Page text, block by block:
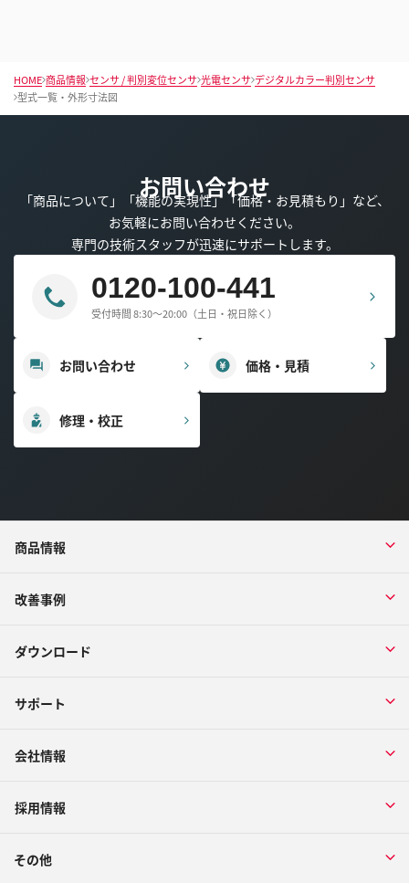
HOME 商品情報 センサ / 判別変位センサ 光電センサ デジタルカラー判別センサ
型式一覧・外形寸法図
お問い合わせ
「商品について」「機能の実現性」「価格・お見積もり」など、
お気軽にお問い合わせください。
専門の技術スタッフが迅速にサポートします。
0120-100-441
受付時間 8:30～20:00（土日・祝日除く）
お問い合わせ 価格・見積
修理・校正
商品情報
改善事例
ダウンロード
サポート
会社情報
採用情報
その他